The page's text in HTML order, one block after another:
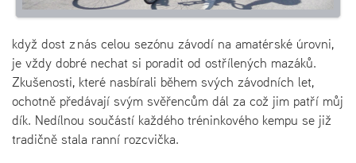
když dost z nás celou sezónu závodí na amatérské úrovni,
je vždy dobré nechat si poradit od ostřílených mazáků.
Zkušenosti, které nasbírali během svých závodních let,
ochotně předávají svým svěřencům dál za což jim patří můj
dík. Nedílnou součástí každého tréninkového kempu se již
tradičně stala ranní rozcvička.